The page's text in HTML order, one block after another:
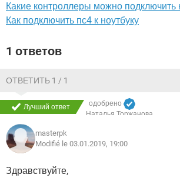
Какие контроллеры можно подключить
Как подключить пс4 к ноутбуку
1 ответов
ОТВЕТИТЬ 1 / 1
Лучший ответ
одобрено
Наталья Торжанова
masterpk
Modifié le 03.01.2019, 19:00
Здравствуйте,